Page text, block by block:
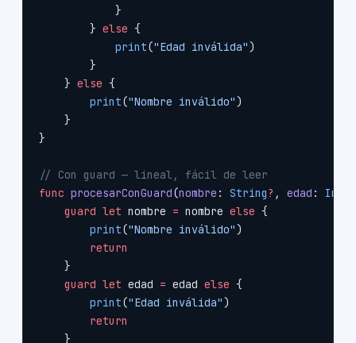
            }
        }
else {
            print
("Edad inválida")
        }
    }
else {
        print
("Nombre inválido")
    }
}
// Con guard — lineal, fácil de leer
func procesarConGuard(nombre : String? , edad : Int
    guard
let nombre = nombre else {
        print
("Nombre inválido")
        return
    }
    guard
let edad = edad else {
        print
("Edad inválida")
        return
    }